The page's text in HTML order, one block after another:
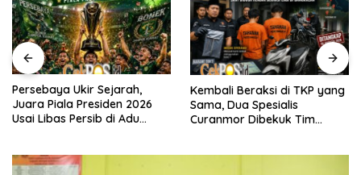
Sejarah,
2026
di Adu
Kembali Beraksi di TKP yang
Sama, Dua Spesialis
Curanmor Dibekuk Tim
SP2HP
Ditindak, Ibu
Kepastian